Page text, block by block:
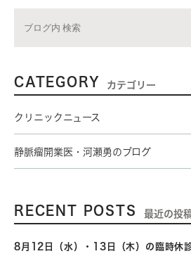
CATEGORY カテゴリー
クリニックニュース
静脈瘤開業医・河瀬勇のブログ
RECENT POSTS 最近の投
8月12日（水）・13日（木）の臨時休